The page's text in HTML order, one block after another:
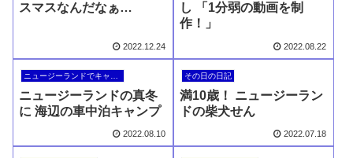
スマスなんだなぁ…
2022.12.24
し 「1分弱の動画を制
作！」
2022.08.22
ニュージーランドの真冬
に 海辺の車中泊キャンプ
2022.08.10
その日の日記
満10歳！ ニュージーラン
ドの柴犬せん
2022.07.18